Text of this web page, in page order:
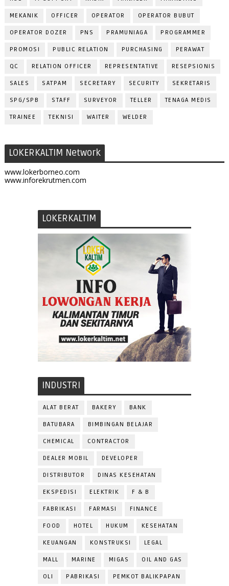
MEKANIK OFFICER OPERATOR OPERATOR BUBUT
OPERATOR DOZER PNS PRAMUNIAGA PROGRAMMER
PROMOSI PUBLIC RELATION PURCHASING PERAWAT
QC RELATION OFFICER REPRESENTATIVE RESEPSIONIS
SALES SATPAM SECRETARY SECURITY SEKRETARIS
SPG/SPB STAFF SURVEYOR TELLER TENAGA MEDIS
TRAINEE TEKNISI WAITER WELDER
LOKERKALTIM Network
www.lokerborneo.com
www.inforekrutmen.com
LOKERKALTIM
INDUSTRI
ALAT BERAT BAKERY BANK
BATUBARA BIMBINGAN BELAJAR
CHEMICAL CONTRACTOR
DEALER MOBIL DEVELOPER
DISTRIBUTOR DINAS KESEHATAN
EKSPEDISI ELEKTRIK F & B
FABRIKASI FARMASI FINANCE
FOOD HOTEL HUKUM KESEHATAN
KEUANGAN KONSTRUKSI LEGAL
MALL MARINE MIGAS OIL AND GAS
OLI PABRIKASI PEMKOT BALIKPAPAN